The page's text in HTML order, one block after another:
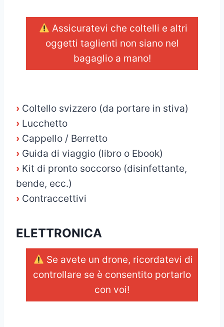
Assicuratevi che coltelli e altri
oggetti taglienti non siano nel
bagaglio a mano!
› Coltello svizzero (da portare in stiva)
› Lucchetto
› Cappello / Berretto
› Guida di viaggio (libro o Ebook)
› Kit di pronto soccorso (disinfettante,
bende, ecc.)
› Contraccettivi
ELETTRONICA
Se avete un drone, ricordatevi di
controllare se è consentito portarlo
con voi!